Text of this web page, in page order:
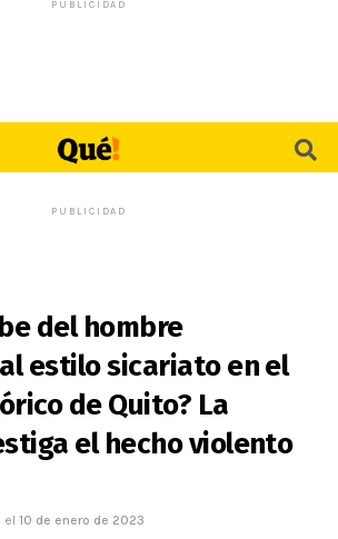
PUBLICIDAD
PUBLICIDAD
del hombre
estilo sicariato en el
de Quito? La
el hecho violento
el 10 de enero de 2023